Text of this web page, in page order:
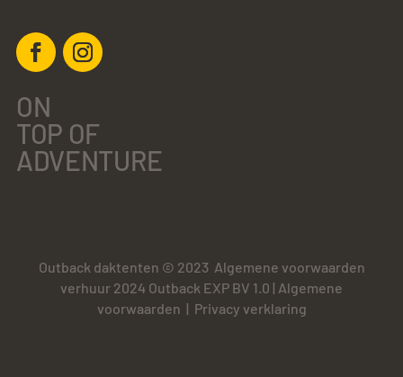
ON
TOP OF
ADVENTURE
Outback daktenten © 2023 Algemene voorwaarden
verhuur 2024 Outback EXP BV 1.0 | Algemene
voorwaarden | Privacy verklaring